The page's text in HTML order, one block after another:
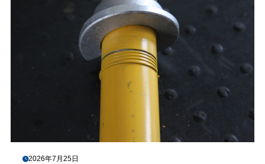
2026年7月25日